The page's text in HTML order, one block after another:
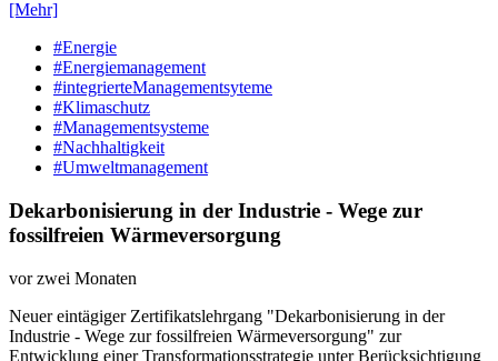
[Mehr]
#Energie
#Energiemanagement
#integrierteManagementsyteme
#Klimaschutz
#Managementsysteme
#Nachhaltigkeit
#Umweltmanagement
Dekarbonisierung in der Industrie - Wege zur
fossilfreien Wärmeversorgung
vor zwei Monaten
Neuer eintägiger Zertifikatslehrgang "Dekarbonisierung in der
Industrie - Wege zur fossilfreien Wärmeversorgung" zur
Entwicklung einer Transformationsstrategie unter Berücksichtigung